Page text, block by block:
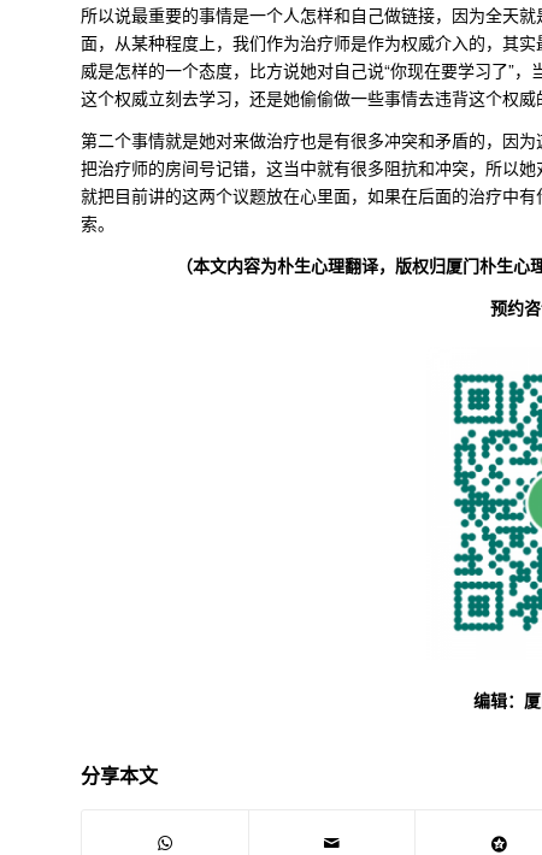
所以说最重要的事情是一个人怎样和自己做链接，因为全天
面，从某种程度上，我们作为治疗师是作为权威介入的，其
威是怎样的一个态度，比方说她对自己说“你现在要学习了”
这个权威立刻去学习，还是她偷偷做一些事情去违背这个权威
第二个事情就是她对来做治疗也是有很多冲突和矛盾的，因
把治疗师的房间号记错，这当中就有很多阻抗和冲突，所以
就把目前讲的这两个议题放在心里面，如果在后面的治疗中
索。
（本文内容为朴生心理翻译，版权归厦门朴生
预约
编辑：
分享本文